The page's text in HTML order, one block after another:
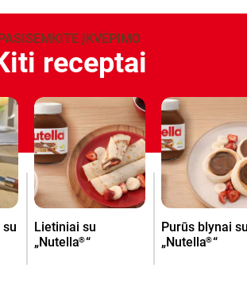
PASISEMKITE ĮKVĖPIMO
receptai
Lietiniai su
„Nutella®“
Purūs blynai
„Nutella®“